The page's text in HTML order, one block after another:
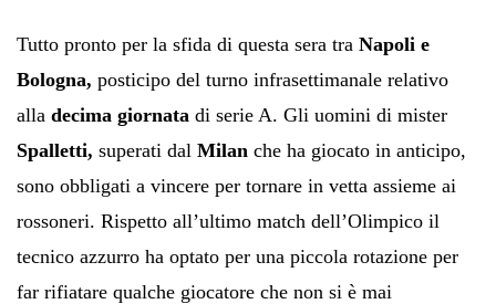
Tutto pronto per la sfida di questa sera tra Napoli e
Bologna, posticipo del turno infrasettimanale relativo
alla decima giornata di serie A. Gli uomini di mister
Spalletti, superati dal Milan che ha giocato in anticipo,
sono obbligati a vincere per tornare in vetta assieme ai
rossoneri. Rispetto all’ultimo match dell’Olimpico il
tecnico azzurro ha optato per una piccola rotazione per
far rifiatare qualche giocatore che non si è mai